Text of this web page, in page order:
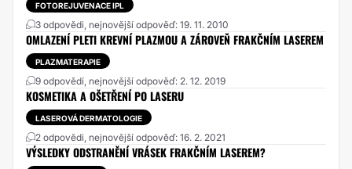
FOTOREJUVENACE IPL
3 odpovědi, nejnovější odpověď: 19. 11. 2010
OMLAZENÍ PLETI KREVNÍ PLAZMOU A ZÁROVEŇ FRAKČNÍM LASEREM
PLAZMATERAPIE
9 odpovědí, nejnovější odpověď: 2. 12. 2019
KOSMETIKA A OŠETŘENÍ PO LASERU
LASEROVÁ DERMATOLOGIE
2 odpovědi, nejnovější odpověď: 16. 2. 2021
VÝSLEDKY ODSTRANĚNÍ VRÁSEK FRAKČNÍM LASEREM?